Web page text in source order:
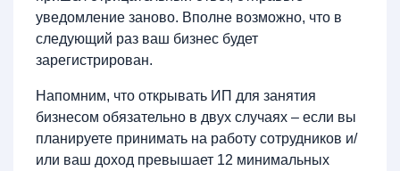
уведомление заново. Вполне возможно, что в
следующий раз ваш бизнес будет
зарегистрирован.
Напомним, что открывать ИП для занятия
бизнесом обязательно в двух случаях – если вы
планируете принимать на работу сотрудников и/
или ваш доход превышает 12 минимальных